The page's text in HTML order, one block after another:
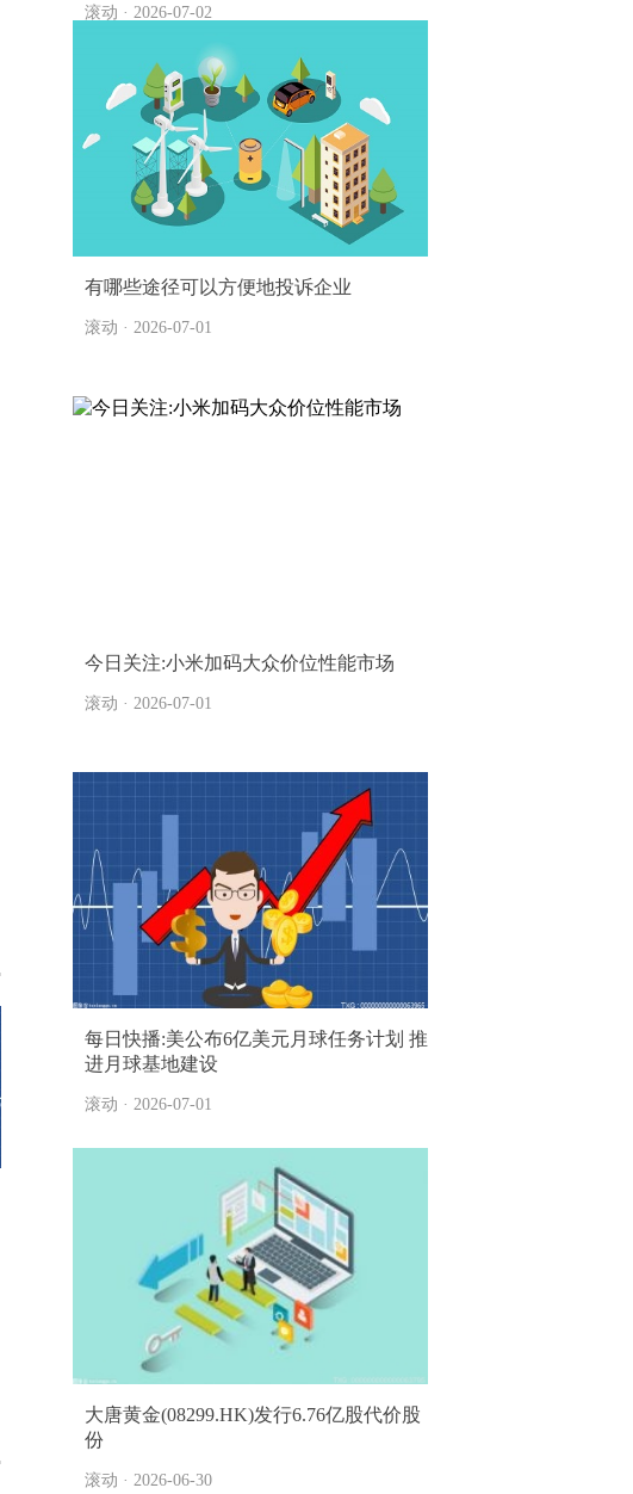
滚动 · 2026-07-02
有哪些途径可以方便地投诉企业
滚动 · 2026-07-01
今日关注:小米加码大众价位性能市场
滚动 · 2026-07-01
每日快播:美公布6亿美元月球任务计划 推
进月球基地建设
滚动 · 2026-07-01
大唐黄金(08299.HK)发行6.76亿股代价股
份
滚动 · 2026-06-30